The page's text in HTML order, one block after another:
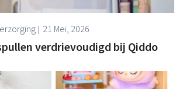
21 Mei, 2026
verdrievoudigd bij Qiddo